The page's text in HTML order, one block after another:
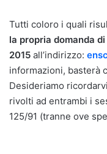
Tutti coloro i quali
la propria domanda
2015 all’indirizzo:
informazioni, basterà
Desideriamo
rivolti ad entrambi i
125/91 (tranne ove